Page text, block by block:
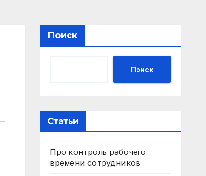
Поиск
Поиск
Статьи
Про контроль рабочего
времени сотрудников